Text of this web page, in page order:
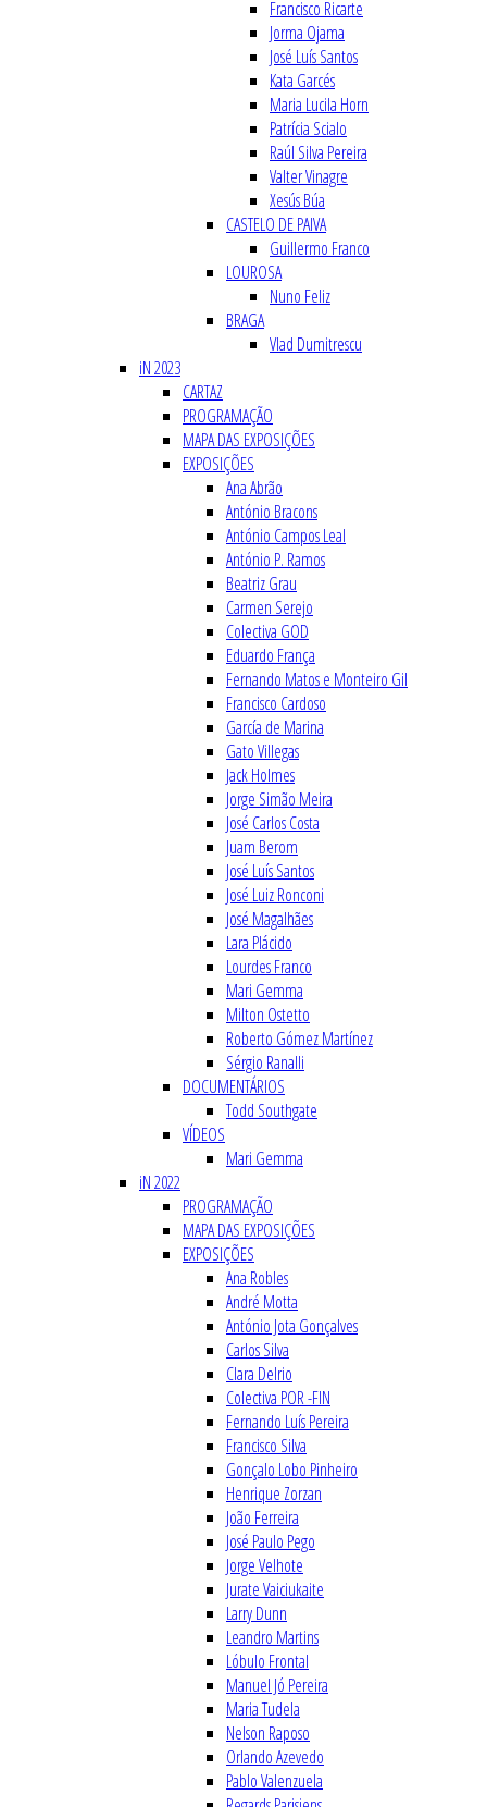
Francisco Ricarte
Jorma Ojama
José Luís Santos
Kata Garcés
Maria Lucila Horn
Patrícia Scialo
Raúl Silva Pereira
Valter Vinagre
Xesús Búa
CASTELO DE PAIVA
Guillermo Franco
LOUROSA
Nuno Feliz
BRAGA
Vlad Dumitrescu
iN 2023
CARTAZ
PROGRAMAÇÃO
MAPA DAS EXPOSIÇÕES
EXPOSIÇÕES
Ana Abrão
António Bracons
António Campos Leal
António P. Ramos
Beatriz Grau
Carmen Serejo
Colectiva GOD
Eduardo França
Fernando Matos e Monteiro Gil
Francisco Cardoso
García de Marina
Gato Villegas
Jack Holmes
Jorge Simão Meira
José Carlos Costa
Juam Berom
José Luís Santos
José Luiz Ronconi
José Magalhães
Lara Plácido
Lourdes Franco
Mari Gemma
Milton Ostetto
Roberto Gómez Martínez
Sérgio Ranalli
DOCUMENTÁRIOS
Todd Southgate
VÍDEOS
Mari Gemma
iN 2022
PROGRAMAÇÃO
MAPA DAS EXPOSIÇÕES
EXPOSIÇÕES
Ana Robles
André Motta
António Jota Gonçalves
Carlos Silva
Clara Delrio
Colectiva POR -FIN
Fernando Luís Pereira
Francisco Silva
Gonçalo Lobo Pinheiro
Henrique Zorzan
João Ferreira
José Paulo Pego
Jorge Velhote
Jurate Vaiciukaite
Larry Dunn
Leandro Martins
Lóbulo Frontal
Manuel Jó Pereira
Maria Tudela
Nelson Raposo
Orlando Azevedo
Pablo Valenzuela